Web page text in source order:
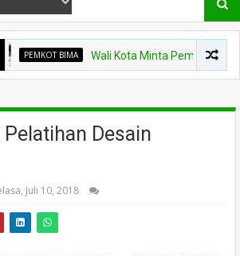
Wali Kota Minta Pembangunan Gedung
Desain
Juli 10, 2018